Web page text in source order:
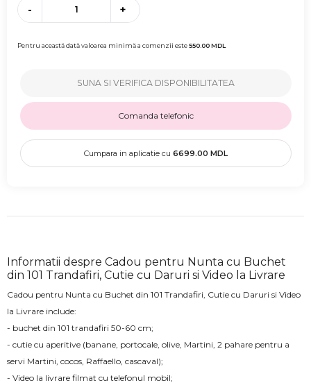
- +
Pentru această dată valoarea minimă a comenzii este550.00MDL
SUNA SI VERIFICA DISPONIBILITATEA
Comanda telefonic
Cumpara in aplicatie cu 6699.00 MDL
Informatii despre Cadou pentru Nunta cu Buchet
din 101 Trandafiri, Cutie cu Daruri si Video la Livrare
Cadou pentru Nunta cu Buchet din 101 Trandafiri, Cutie cu Daruri si Video
la Livrare include:
- buchet din 101 trandafiri 50-60 cm;
- cutie cu aperitive (banane, portocale, olive, Martini, 2 pahare pentru a
servi Martini, cocos, Raffaello, cascaval);
- Video la livrare filmat cu telefonul mobil;